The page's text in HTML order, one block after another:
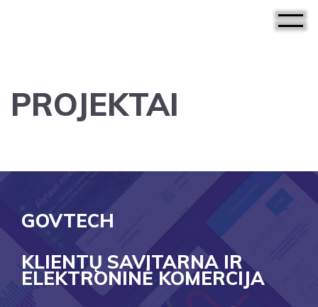
PROJEKTAI
GOVTECH
KLIENTŲ SAVITARNA IR
ELEKTRONINĖ KOMERCIJA